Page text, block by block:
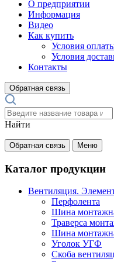
О предприятии
Информация
Видео
Как купить
Условия
Условия
Контакты
Обратная связь
Найти
Обратная связь Меню
Каталог продукции
Вентиляция.
Перфолента
Шина
Траверса
Шина
Уголок УГФ
Скоба